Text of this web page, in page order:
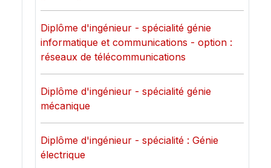
Diplôme d'ingénieur - spécialité génie
informatique et communications - option :
réseaux de télécommunications
Diplôme d'ingénieur - spécialité génie
mécanique
Diplôme d'ingénieur - spécialité : Génie
électrique